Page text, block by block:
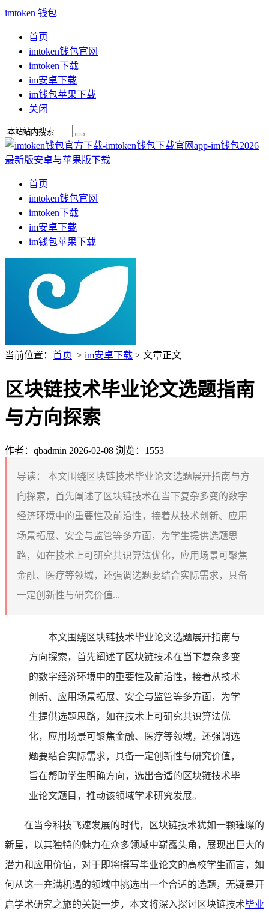
imtoken 钱包
首页
imtoken钱包官网
imtoken下载
im安卓下载
im钱包苹果下载
关闭
首页
imtoken钱包官网
imtoken下载
im安卓下载
im钱包苹果下载
当前位置： 首页 > im安卓下载 > 文章正文
区块链技术毕业论文选题指南
与方向探索
作者：qbadmin 2026-02-08 浏览：1553
导读：
本文围绕区块链技术毕业论文选题展开指南与方
向探索，首先阐述了区块链技术在当下复杂多变的数字
经济环境中的重要性及前沿性，接着从技术创新、应用
场景拓展、安全与监管等多方面，为学生提供选题思
路，如在技术上可研究共识算法优化，应用场景可聚焦
金融、医疗等领域，还强调选题要结合实际需求，具备
一定创新性与研究价值...
本文围绕区块链技术毕业论文选题展开指南与
方向探索，首先阐述了区块链技术在当下复杂多变
的数字经济环境中的重要性及前沿性，接着从技术
创新、应用场景拓展、安全与监管等多方面，为学
生提供选题思路，如在技术上可研究共识算法优
化，应用场景可聚焦金融、医疗等领域，还强调选
题要结合实际需求，具备一定创新性与研究价值，
旨在帮助学生明确方向，选出合适的区块链技术毕
业论文题目，推动该领域学术研究发展。
在当今科技飞速发展的时代，区块链技术犹如一颗璀璨的
新星，以其独特的魅力在众多领域中崭露头角，展现出巨大的
潜力和应用价值，对于即将撰写毕业论文的高校学生而言，如
何从这一充满机遇的领域中挑选出一个合适的选题，无疑是开
启学术研究之旅的关键一步，本文将深入探讨区块链技术毕业